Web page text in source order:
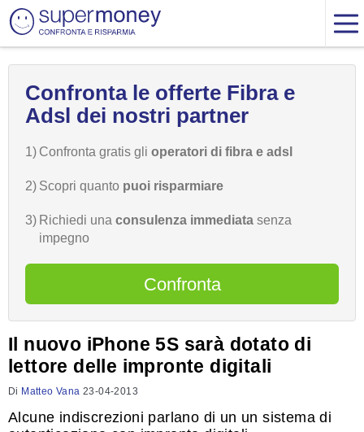
Confronta le offerte Fibra e
Adsl dei nostri partner
1) Confronta gratis gli operatori di fibra e adsl
2) Scopri quanto puoi risparmiare
3) Richiedi una consulenza immediata senza
impegno
Confronta
Il nuovo iPhone 5S sarà dotato di
lettore delle impronte digitali
Di Matteo Vana 23-04-2013
Alcune indiscrezioni parlano di un un sistema di